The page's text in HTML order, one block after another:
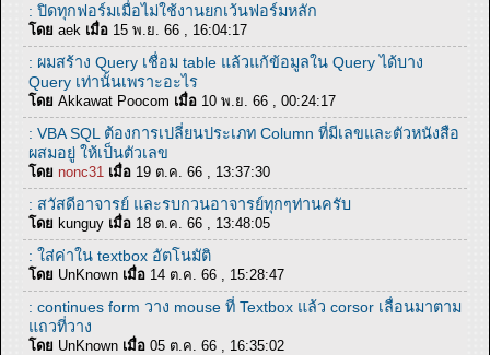
: ปิดทุกฟอร์มเมื่อไม่ใช้งานยกเว้นฟอร์มหลัก
โดย aek เมื่อ 15 พ.ย. 66 , 16:04:17
: ผมสร้าง Query เชื่อม table แล้วแก้ข้อมูลใน Query ได้บาง
Query เท่านั้นเพราะอะไร
โดย Akkawat Poocom เมื่อ 10 พ.ย. 66 , 00:24:17
: VBA SQL ต้องการเปลี่ยนประเภท Column ที่มีเลขและตัวหนังสือ
ผสมอยู่ ให้เป็นตัวเลข
โดย nonc31 เมื่อ 19 ต.ค. 66 , 13:37:30
: สวัสดีอาจารย์ และรบกวนอาจารย์ทุกๆท่านครับ
โดย kunguy เมื่อ 18 ต.ค. 66 , 13:48:05
: ใส่ค่าใน textbox อัตโนมัติ
โดย UnKnown เมื่อ 14 ต.ค. 66 , 15:28:47
: continues form วาง mouse ที่ Textbox แล้ว corsor เลื่อนมาตาม
แถวที่วาง
โดย UnKnown เมื่อ 05 ต.ค. 66 , 16:35:02